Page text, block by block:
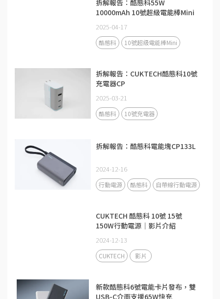
拆解報告：酷態科55W
10000mAh 10號超級電能棒Mini
2025-04-17
酷態科 10號超級電能棒Mini
拆解報告：CUKTECH酷態科10號
充電器CP
2025-03-21
酷態科 10號充電器
拆解報告：酷態科電能塊CP133L
2024-12-16
行動電源 酷態科 自帶線行動電源
CUKTECH 酷態科 10號 15號
150W行動電源｜影片介紹
2024-12-13
CUKTECH 影片
新款酷態科6號電能卡片發布，雙
USB-C介面支援65W快充